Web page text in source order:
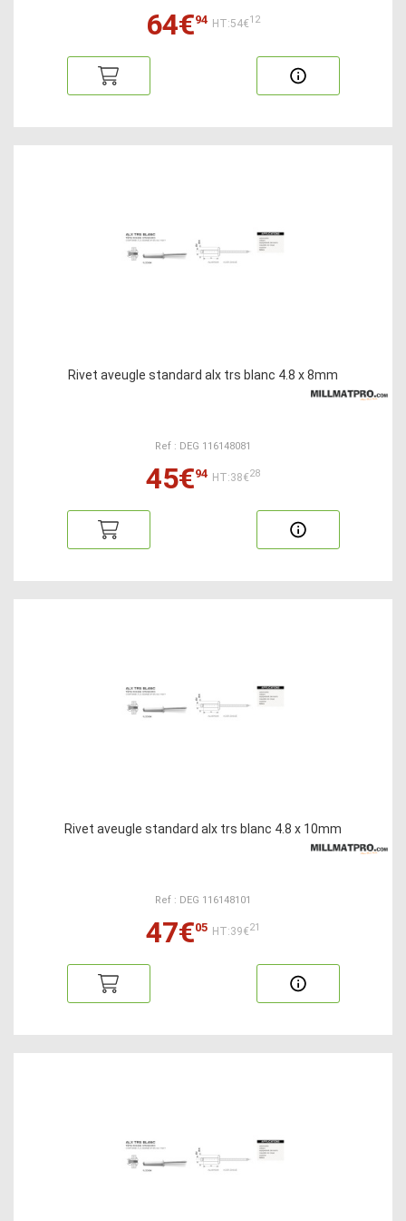
64€94 HT:54€12
Rivet aveugle standard alx trs blanc 4.8 x 8mm
Ref : DEG 116148081
45€94 HT:38€28
Rivet aveugle standard alx trs blanc 4.8 x 10mm
Ref : DEG 116148101
47€05 HT:39€21